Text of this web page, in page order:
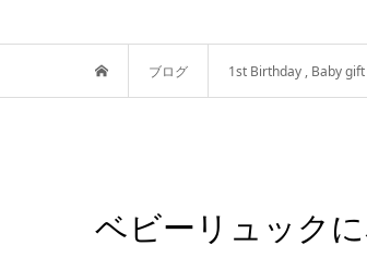
ブログ 1st Birthday , Baby gift
ベビーリュック